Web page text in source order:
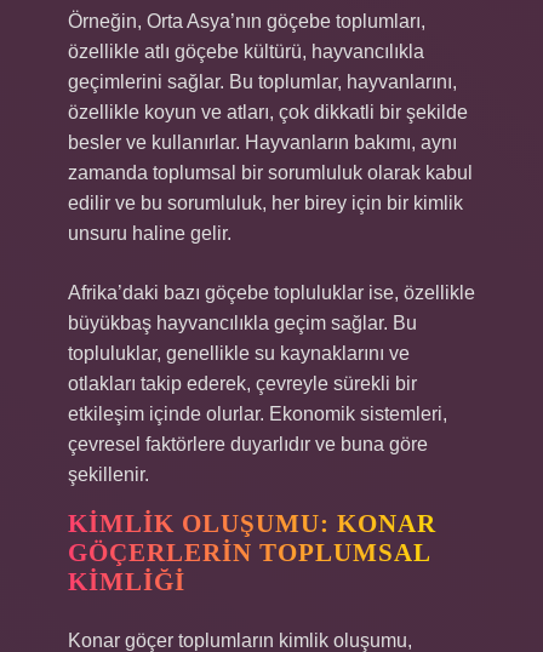
Örneğin, Orta Asya’nın göçebe toplumları,
özellikle atlı göçebe kültürü, hayvancılıkla
geçimlerini sağlar. Bu toplumlar, hayvanlarını,
özellikle koyun ve atları, çok dikkatli bir şekilde
besler ve kullanırlar. Hayvanların bakımı, aynı
zamanda toplumsal bir sorumluluk olarak kabul
edilir ve bu sorumluluk, her birey için bir kimlik
unsuru haline gelir.
Afrika’daki bazı göçebe topluluklar ise, özellikle
büyükbaş hayvancılıkla geçim sağlar. Bu
topluluklar, genellikle su kaynaklarını ve
otlakları takip ederek, çevreyle sürekli bir
etkileşim içinde olurlar. Ekonomik sistemleri,
çevresel faktörlere duyarlıdır ve buna göre
şekillenir.
KIMLIK OLUŞUMU: KONAR
GÖÇERLERIN TOPLUMSAL
KIMLIĞI
Konar göçer toplumların kimlik oluşumu,